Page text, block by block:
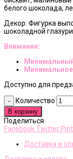
белого шоколада,
Декор: Фигурка
шоколадной глазури.
Внимание:
Минимальный
Доступно для
Количество
В корзину
Поделиться
Facebook Twitter
Доставка и